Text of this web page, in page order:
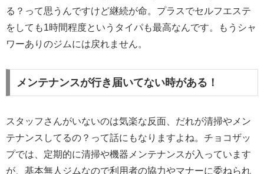
る？って思うんですけど継続が命。プラスでセルフエステ
をしても1時間程度というタイパも最高なんです。もうシャ
ワーありのジムには戻れません。
メンテナンスが行き届いてない時がある！
スタッフさんがいないのは気楽な反面、だれが清掃やメン
テナンスしてるの？って話にもなりますよね。チョコザッ
プでは、定期的に清掃や機器メンテナンスが入っています
が、基本無人ジムなので利用者の協力やマナーに委ねられ